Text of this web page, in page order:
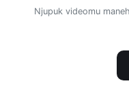
Njupuk videomu